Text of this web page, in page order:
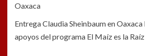
Oaxaca
Entrega Claudia Sheinbaum en
apoyos del programa El Maíz es la Raíz